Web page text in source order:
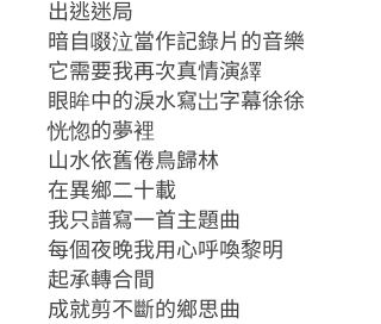
出逃迷局
暗自啜泣當作記錄片的音樂
它需要我再次真情演繹
眼眸中的淚水寫岀字幕徐徐
恍惚的夢裡
山水依舊倦鳥歸林
在異鄉二十載
我只譜寫一首主題曲
每個夜晚我用心呼喚黎明
起承轉合間
成就剪不斷的鄉思曲